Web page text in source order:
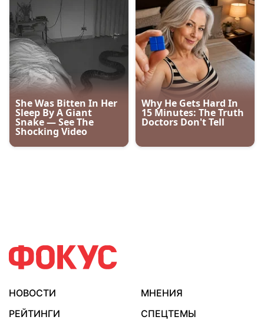
НОВОСТИ
МНЕНИЯ
РЕЙТИНГИ
СПЕЦТЕМЫ